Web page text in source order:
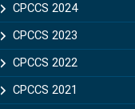
CPCCS 2024
CPCCS 2023
CPCCS 2022
CPCCS 2021